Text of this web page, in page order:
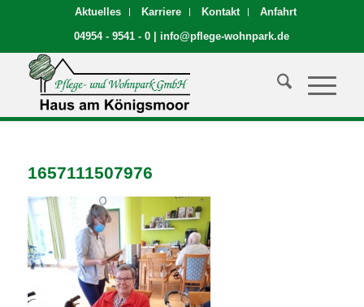
Aktuelles Karriere Kontakt
Anfahrt
04954 - 9541 - 0
info@pflege-wohnpark.de
1657111507976